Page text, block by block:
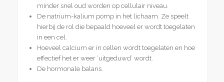
minder snel oud worden op cellulair niveau.
De natrium-kalium pomp in het lichaam. Ze speelt
hierbij de rol die bepaald hoeveel er wordt toegelaten
in een cel.
Hoeveel calcium er in cellen wordt toegelaten en hoe
effectief het er weer ‘uitgeduwd’ wordt.
De hormonale balans.